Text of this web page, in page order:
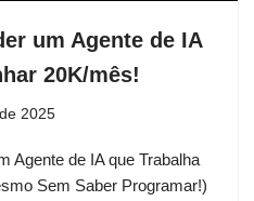
um Agente de IA
20K/mês!
2025
Agente de IA que Trabalha
Sem Saber Programar!)